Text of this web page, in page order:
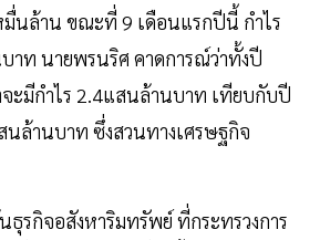
มื่นล้าน ขณะที่ 9 เดือนแรกปีนี้ กำไร
าท นายพรนริศ คาดการณ์ว่าทั้งปี
ะมีกำไร 2.4แสนล้านบาท เทียบกับปี
นล้านบาท ซึ่งสวนทางเศรษฐกิจ
ธุรกิจอสังหาริมทรัพย์ ที่กระทรวงการ